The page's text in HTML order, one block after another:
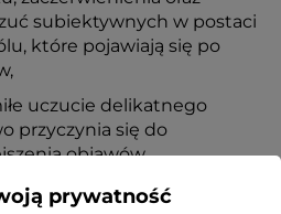
subiektywnych w postaci
które pojawiają się po
uczucie delikatnego
przyczynia się do
objawów
prywatność